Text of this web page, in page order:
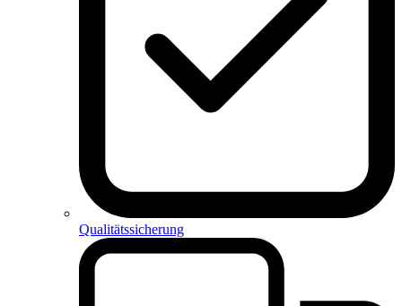
Qualitätssicherung